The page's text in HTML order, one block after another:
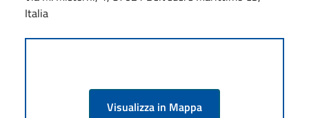
Italia
Visualizza in Mappa